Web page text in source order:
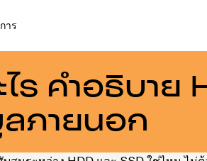
าร
ร คำอธิบาย
ภายนอก